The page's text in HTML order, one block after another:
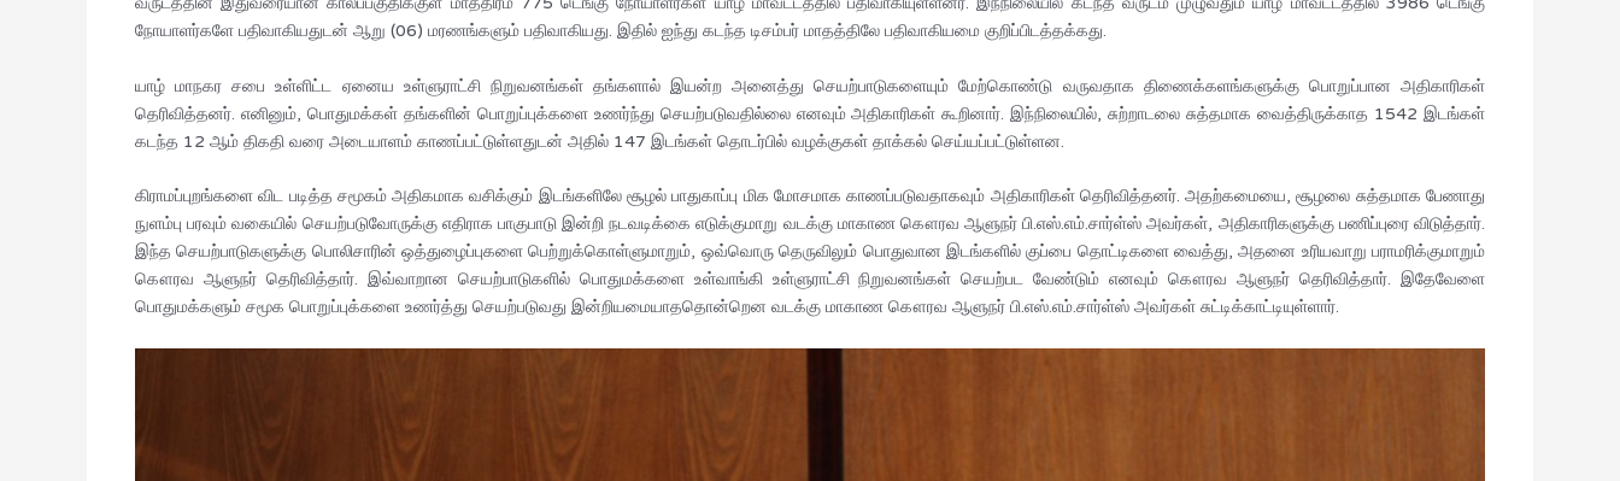
நோயாளர்களே பதிவாகியதுடன் ஆறு (06) மரணங்களும் பதிவாகியது. இதில் ஐந்து கடந்த டிசம்பர் மாதத்திலே பதிவாகியமை குறிப்பிடத்தக்கது.
யாழ் மாநகர சபை உள்ளிட்ட ஏனைய உள்ளுராட்சி நிறுவனங்கள் தங்களால் இயன்ற அனைத்து செயற்பாடுகளையும் மேற்கொண்டு வருவதாக திணைக்களங்களுக்கு பொறுப்பான அதிகாரிகள்
தெரிவித்தனர். எனினும், பொதுமக்கள் தங்களின் பொறுப்புக்களை உணர்ந்து செயற்படுவதில்லை எனவும் அதிகாரிகள் கூறினார். இந்நிலையில், சுற்றாடலை சுத்தமாக வைத்திருக்காத 1542 இடங்கள்
கடந்த 12 ஆம் திகதி வரை அடையாளம் காணப்பட்டுள்ளதுடன் அதில் 147 இடங்கள் தொடர்பில் வழக்குகள் தாக்கல் செய்யப்பட்டுள்ளன.
கிராமப்புறங்களை விட படித்த சமூகம் அதிகமாக வசிக்கும் இடங்களிலே சூழல் பாதுகாப்பு மிக மோசமாக காணப்படுவதாகவும் அதிகாரிகள் தெரிவித்தனர். அதற்கமையை, சூழலை சுத்தமாக பேணாது
நுளம்பு பரவும் வகையில் செயற்படுவோருக்கு எதிராக பாகுபாடு இன்றி நடவடிக்கை எடுக்குமாறு வடக்கு மாகாண கௌரவ ஆளுநர் பி.எஸ்.எம்.சார்ள்ஸ் அவர்கள், அதிகாரிகளுக்கு பணிப்புரை விடுத்தார்.
இந்த செயற்பாடுகளுக்கு பொலிசாரின் ஒத்துழைப்புகளை பெற்றுக்கொள்ளுமாறும், ஒவ்வொரு தெருவிலும் பொதுவான இடங்களில் குப்பை தொட்டிகளை வைத்து, அதனை உரியவாறு பராமரிக்குமாறும்
கௌரவ ஆளுநர் தெரிவித்தார். இவ்வாறான செயற்பாடுகளில் பொதுமக்களை உள்வாங்கி உள்ளுராட்சி நிறுவனங்கள் செயற்பட வேண்டும் எனவும் கௌரவ ஆளுநர் தெரிவித்தார். இதேவேளை
பொதுமக்களும் சமூக பொறுப்புக்களை உணர்த்து செயற்படுவது இன்றியமையாததொன்றென வடக்கு மாகாண கௌரவ ஆளுநர் பி.எஸ்.எம்.சார்ள்ஸ் அவர்கள் சுட்டிக்காட்டியுள்ளார்.